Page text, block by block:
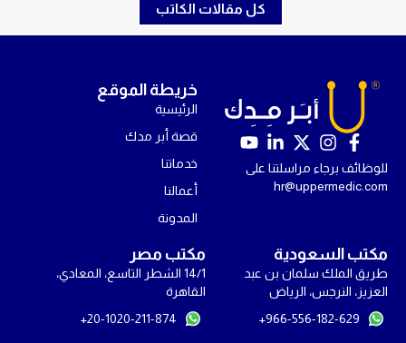
كل مقالات الكاتب
F
a
c
e
o
k
-
I
n
s
t
r
a
m
X
t
w
t
e
r
L
i
n
k
i
n
-
i
n
Y
u
للوظائف برجاء مراسلتنا على
hr@uppermedic.com
خريطة الموقع
الرئيسية
قصة أبر مدك
خدماتنا
أعمالنا
المدونة
مكتب السعودية
طريق الملك سلمان بن عبد
العزيز، النرجس، الرياض
966-556-182-629+
مكتب مصر
14/1 الشطر التاسع، المعادي،
القاهرة
20-1020-211-874+